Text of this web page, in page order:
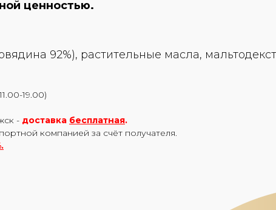
ценностью.
92%), растительные масла,
19.00)
- доставка бесплатная.
компанией за счёт получателя.